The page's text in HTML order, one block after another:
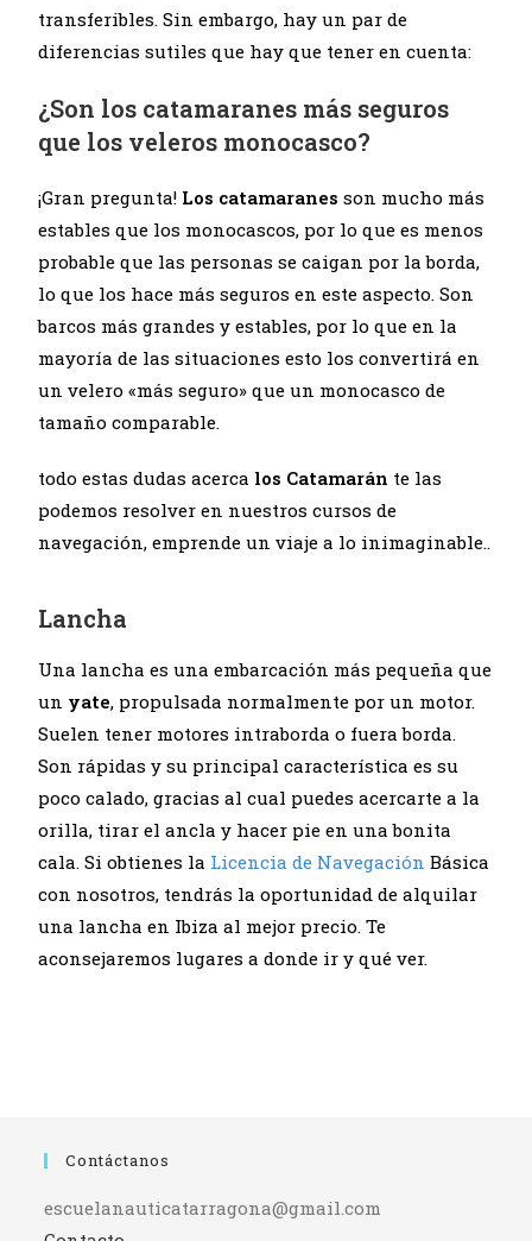
transferibles. Sin embargo, hay un par de
diferencias sutiles que hay que tener en cuenta:
¿Son los catamaranes más seguros
que los veleros monocasco?
¡Gran pregunta! Los catamaranes son mucho más
estables que los monocascos, por lo que es menos
probable que las personas se caigan por la borda,
lo que los hace más seguros en este aspecto. Son
barcos más grandes y estables, por lo que en la
mayoría de las situaciones esto los convertirá en
un velero «más seguro» que un monocasco de
tamaño comparable.
todo estas dudas acerca los Catamarán te las
podemos resolver en nuestros cursos de
navegación, emprende un viaje a lo inimaginable..
Lancha
Una lancha es una embarcación más pequeña que
un yate, propulsada normalmente por un motor.
Suelen tener motores intraborda o fuera borda.
Son rápidas y su principal característica es su
poco calado, gracias al cual puedes acercarte a la
orilla, tirar el ancla y hacer pie en una bonita
cala. Si obtienes la Licencia de Navegación Básica
con nosotros, tendrás la oportunidad de alquilar
una lancha en Ibiza al mejor precio. Te
aconsejaremos lugares a donde ir y qué ver.
Contáctanos
escuelanauticatarragona@gmail.com